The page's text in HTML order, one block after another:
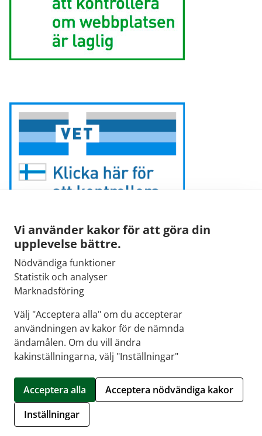
Vi använder kakor för att göra din
upplevelse bättre.
Nödvändiga funktioner
Statistik och analyser
Marknadsföring
Välj "Acceptera alla" om du accepterar
användningen av kakor för de nämnda
ändamålen. Om du vill ändra
kakinställningarna, välj "Inställningar"
Acceptera alla
Acceptera nödvändiga kakor
Inställningar
E-post:
kirjaamo@fimea.fi
Fimeas växel:
029 522 3341
Hantera kakor